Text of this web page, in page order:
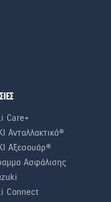
Care+
Ανταλλακτικά®
Αξεσουάρ®
Ασφάλισης
Connect